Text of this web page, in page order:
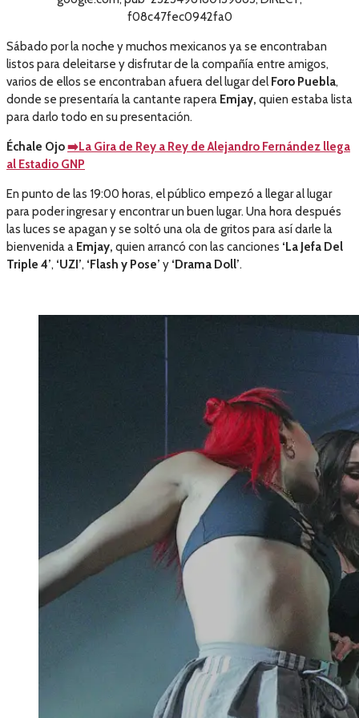
f08c47fec0942fa0
Sábado por la noche y muchos mexicanos ya se encontraban
listos para deleitarse y disfrutar de la compañía entre amigos,
varios de ellos se encontraban afuera del lugar delForo Puebla,
donde se presentaría la cantante rapera Emjay, quien estaba lista
para darlo todo en su presentación.
Échale Ojo➡️La Gira de Rey a Rey de Alejandro Fernández llega
al Estadio GNP
En punto de las 19:00 horas, el público empezó a llegar al lugar
para poder ingresar y encontrar un buen lugar. Una hora después
las luces se apagan y se soltó una ola de gritos para así darle la
bienvenida a Emjay, quien arrancó con las canciones ‘La Jefa Del
Triple 4’, ‘UZI’, ‘Flash y Pose’ y ‘Drama Doll’.